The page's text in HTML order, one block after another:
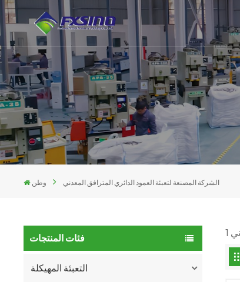
وطن الشركة المصنعة لتعبئة العمود الدائري المترافق المعدني
فئات المنتجات
التعبئة المهيكلة